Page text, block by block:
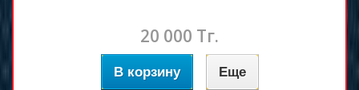
20 000 Тг.
В корзину Еще